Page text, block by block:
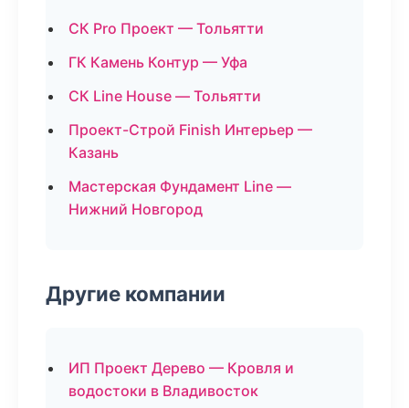
СК Pro Проект — Тольятти
ГК Камень Контур — Уфа
СК Line House — Тольятти
Проект-Строй Finish Интерьер —
Казань
Мастерская Фундамент Line —
Нижний Новгород
Другие компании
ИП Проект Дерево — Кровля и
водостоки в Владивосток